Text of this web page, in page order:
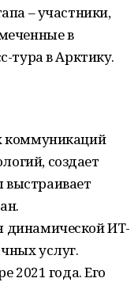
– участники,
в
тура в Арктику.
коммуникаций
создает
динамической ИТ-
услуг.
2021 года. Его